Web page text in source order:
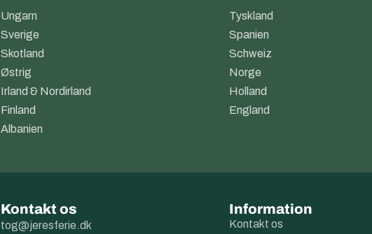
Ungarn Tyskland
Sverige Spanien
Skotland Schweiz
Østrig Norge
Irland & Nordirland Holland
Finland England
Albanien
Kontakt os
tog@jeresferie.dk
Information
Kontakt os